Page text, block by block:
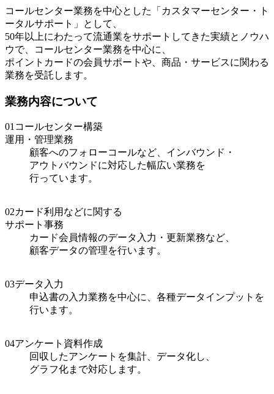
コールセンター業務を中心とした「カスタマーセンター・ト
ータルサポート」として、
50年以上にわたって流通業をサポートしてきた実績とノウハ
ウで、コールセンター業務を中心に、
ポイントカードの会員サポートや、商品・サービスに関わる
業務を受託します。
業務内容について
01 コールセンター構築
運用・管理業務
顧客へのフォローコールなど、インバウンド・
アウトバウンドに対応した幅広い業務を
行っています。
02カード利用などに関する
サポート事務
カード会員情報のデータ入力・更新業務など、
顧客データの管理を行います。
03データ入力
申込書の入力業務を中心に、各種データインプットを
行います。
04アンケート資料作成
回収したアンケートを集計、データ化し、
グラフ化まで対応します。